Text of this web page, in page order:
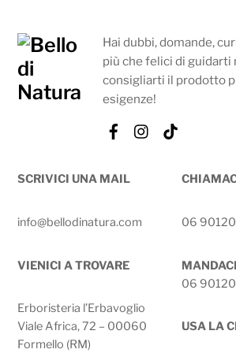
Hai dubbi, domande,
più che felici di guidarti
consigliarti il prodotto
esigenze!
FacebookInstagram
SCRIVICI UNA MAIL
info@bellodinatura.com 06
VIENICI A TROVARE
Erboristeria l’Erbavoglio
Viale Africa, 72 – 00060
Formello (RM)
06
USA LA